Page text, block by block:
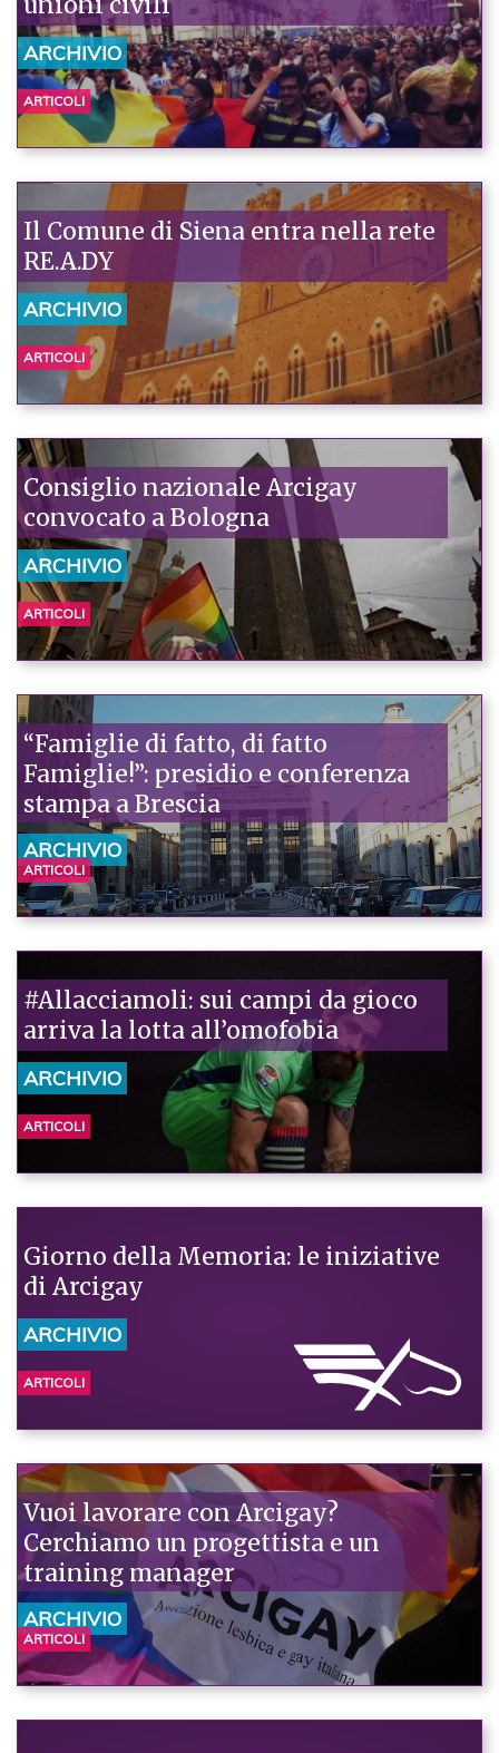
ARCHIVIO
ARTICOLI
Il Comune di Siena entra nella rete
RE.A.DY
ARCHIVIO
ARTICOLI
Consiglio nazionale Arcigay
convocato a Bologna
ARCHIVIO
ARTICOLI
“Famiglie di fatto, di fatto
Famiglie!”: presidio e conferenza
stampa a Brescia
ARCHIVIO
ARTICOLI
#Allacciamoli: sui campi da gioco
arriva la lotta all’omofobia
ARCHIVIO
ARTICOLI
Giorno della Memoria: le iniziative
di Arcigay
ARCHIVIO
ARTICOLI
Vuoi lavorare con Arcigay?
Cerchiamo un progettista e un
training manager
ARCHIVIO
ARTICOLI